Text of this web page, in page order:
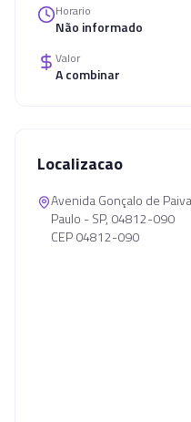
Horario
Não informado
Valor
A combinar
Localizacao
Avenida Gonçalo de
Paulo - SP, 04812-090
CEP 04812-090